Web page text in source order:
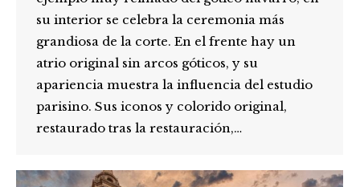
su interior se celebra la ceremonia más
grandiosa de la corte. En el frente hay un
atrio original sin arcos góticos, y su
apariencia muestra la influencia del estudio
parisino. Sus iconos y colorido original,
restaurado tras la restauración,…